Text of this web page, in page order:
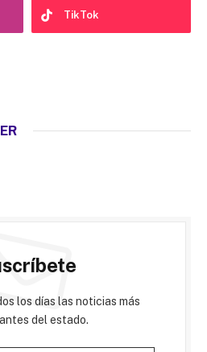
TikTok
los días las noticias más
del estado.